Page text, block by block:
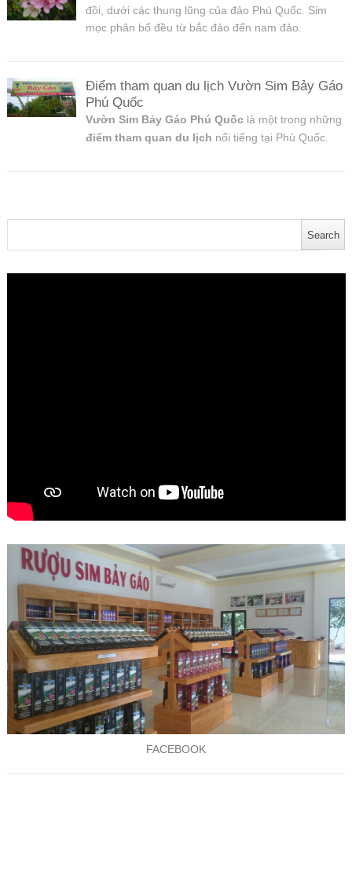
đồi, dưới các thung lũng của đảo Phú Quốc. Sim
mọc phân bố đều từ bắc đảo đến nam đảo.
Điểm tham quan du lịch Vườn Sim Bảy Gáo
Phú Quốc
Vườn Sim Bảy Gáo Phú Quốc là một trong những
điểm tham quan du lịch nổi tiếng tại Phú Quốc.
FACEBOOK